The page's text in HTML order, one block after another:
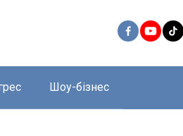
Шоу-бізнес